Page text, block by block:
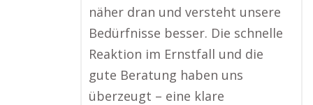
näher dran und versteht unsere
Bedürfnisse besser. Die schnelle
Reaktion im Ernstfall und die
gute Beratung haben uns
überzeugt – eine klare